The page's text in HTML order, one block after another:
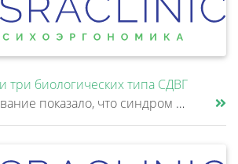
биологических типа СДВГ
Крупное исследование показало, что синдром дефицита внимания и гиперактивности (СДВГ) может включать не два, а три биоло......